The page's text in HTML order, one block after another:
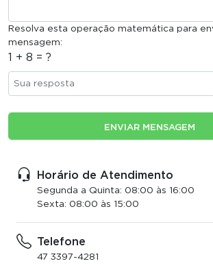
Resolva esta operação matemática para
mensagem:
1 + 8 = ?
ENVIAR MENSAGEM
Horário de Atendimento
Segunda a Quinta: 08:00 às 16:00
Sexta: 08:00 às 15:00
Telefone
47 3397-4281